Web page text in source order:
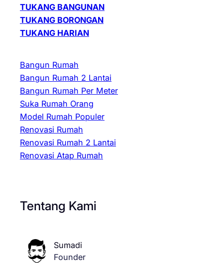
TUKANG BANGUNAN
TUKANG BORONGAN
TUKANG HARIAN
Bangun Rumah
Bangun Rumah 2 Lantai
Bangun Rumah Per Meter
Suka Rumah Orang
Model Rumah Populer
Renovasi Rumah
Renovasi Rumah 2 Lantai
Renovasi Atap Rumah
Tentang Kami
Sumadi
Founder